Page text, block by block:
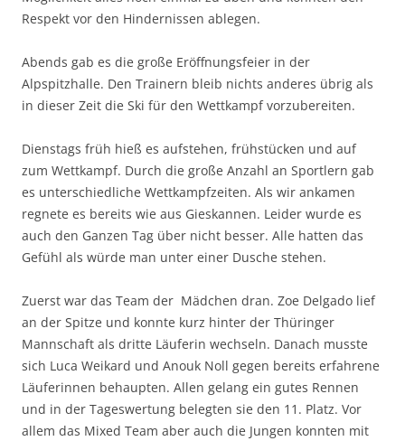
Respekt vor den Hindernissen ablegen.
Abends gab es die große Eröffnungsfeier in der
Alpspitzhalle. Den Trainern bleib nichts anderes übrig als
in dieser Zeit die Ski für den Wettkampf vorzubereiten.
Dienstags früh hieß es aufstehen, frühstücken und auf
zum Wettkampf. Durch die große Anzahl an Sportlern gab
es unterschiedliche Wettkampfzeiten. Als wir ankamen
regnete es bereits wie aus Gieskannen. Leider wurde es
auch den Ganzen Tag über nicht besser. Alle hatten das
Gefühl als würde man unter einer Dusche stehen.
Zuerst war das Team der Mädchen dran. Zoe Delgado lief
an der Spitze und konnte kurz hinter der Thüringer
Mannschaft als dritte Läuferin wechseln. Danach musste
sich Luca Weikard und Anouk Noll gegen bereits erfahrene
Läuferinnen behaupten. Allen gelang ein gutes Rennen
und in der Tageswertung belegten sie den 11. Platz. Vor
allem das Mixed Team aber auch die Jungen konnten mit